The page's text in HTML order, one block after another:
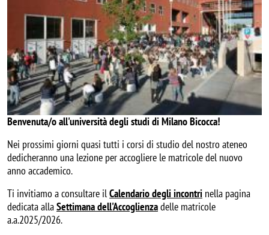
Benvenuta/o all'università degli studi di Milano Bicocca!
Nei prossimi giorni quasi tutti i corsi di studio del nostro ateneo
dedicheranno una lezione per accogliere le matricole del nuovo
anno accademico.
Ti invitiamo a consultare ilCalendario degli incontri nella pagina
dedicata allaSettimana dell'Accoglienzadelle matricole
a.a.2025/2026.